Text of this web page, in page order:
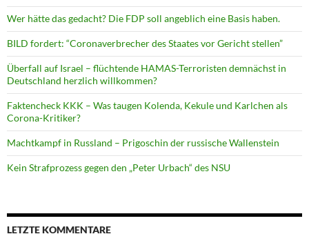
Wer hätte das gedacht? Die FDP soll angeblich eine Basis haben.
BILD fordert: “Coronaverbrecher des Staates vor Gericht stellen”
Überfall auf Israel – flüchtende HAMAS-Terroristen demnächst in
Deutschland herzlich willkommen?
Faktencheck KKK – Was taugen Kolenda, Kekule und Karlchen als
Corona-Kritiker?
Machtkampf in Russland – Prigoschin der russische Wallenstein
Kein Strafprozess gegen den „Peter Urbach“ des NSU
LETZTE KOMMENTARE